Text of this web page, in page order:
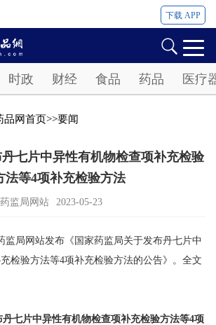
下载 APP
时政 财经 食品 药品 医疗
品网首页>>要闻
七片中异性有机物检查项补充检验
法等4项补充检验方法
监局网站 2023-05-23
局网站发布《国家药监局关于发布丹七片中
检验方法等4项补充检验方法的公告》。全文
七片中异性有机物检查项补充检验方法等4项